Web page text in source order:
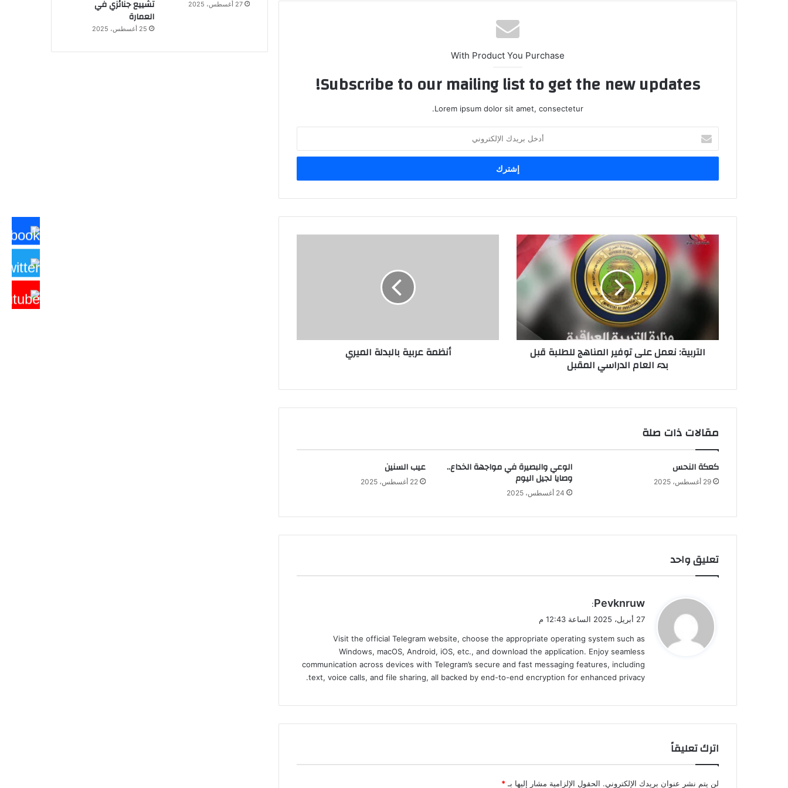
With Product You Purchase
Subscribe to our mailing list to get the new updates!
Lorem ipsum dolor sit amet, consectetur.
بريدك
الإلكتروني
التربية:
المناهج
العام
الدراسي
التربية: نعمل على توفير المناهج للطلبة قبل
بدء العام الدراسي المقبل
أنظمة عربية بالبدلة الميري
مقالات ذات صلة
كعكة النحس
29 أغسطس، 2025
الوعي والبصيرة في مواجهة الخداع..
وصايا لجيل اليوم
24 أغسطس، 2025
عيب السنين
22 أغسطس، 2025
تعليق واحد
ي
ل
Pevknruw
:
27 أبريل، 2025 الساعة 12:43 م
Visit the official Telegram website, choose the appropriate operating system such as
Windows, macOS, Android, iOS, etc., and download the application. Enjoy seamless
communication across devices with Telegram’s secure and fast messaging features, including
text, voice calls, and file sharing, all backed by end-to-end encryption for enhanced privacy.
اترك تعليقاً
لن يتم نشر عنوان بريدك الإلكتروني. الحقول الإلزامية مشار إليها بـ *
27 أغسطس، 2025
تشييع جنائزي في
العمارة
25 أغسطس، 2025